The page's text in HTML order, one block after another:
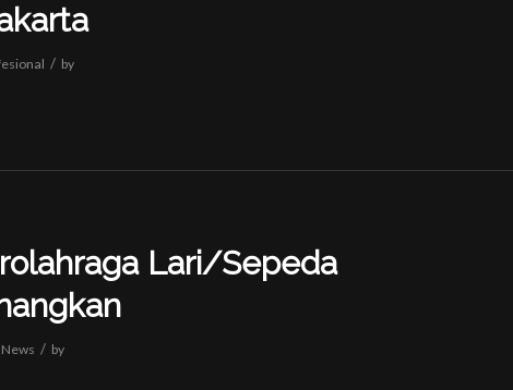
/ by
Lari/Sepeda
News / by